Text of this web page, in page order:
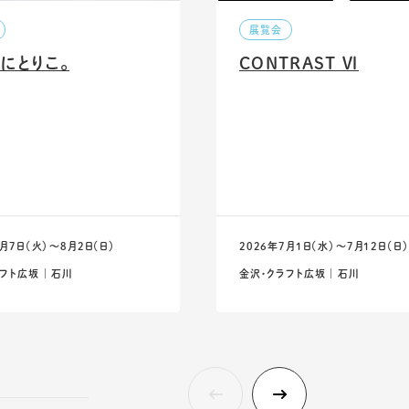
とりこ。
日（火）〜8月2日（日）
ト広坂 ｜ 石川
展覧会
CONTRAST Ⅵ
2026年7月1日（水）〜7月12日（日）
金沢・クラフト広坂 ｜ 石川